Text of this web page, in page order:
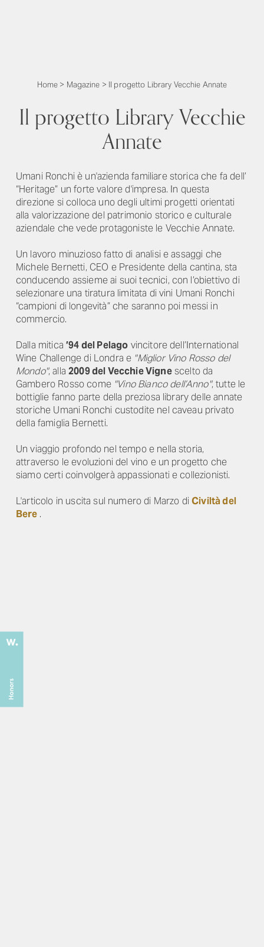
Home > Magazine > Il progetto Library Vecchie Annate
Il progetto Library Vecchie
Annate
Umani Ronchi è un'azienda familiare storica che fa dell’
“Heritage” un forte valore d'impresa. In questa
direzione si colloca uno degli ultimi progetti orientati
alla valorizzazione del patrimonio storico e culturale
aziendale che vede protagoniste le Vecchie Annate.
Un lavoro minuzioso fatto di analisi e assaggi che
Michele Bernetti, CEO e Presidente della cantina, sta
conducendo assieme ai suoi tecnici, con l’obiettivo di
selezionare una tiratura limitata di vini Umani Ronchi
“campioni di longevità” che saranno poi messi in
commercio.
Dalla mitica’94 del Pelago vincitore dell’International
Wine Challenge di Londra e "Miglior Vino Rosso del
Mondo", alla2009 del Vecchie Vignescelto da
Gambero Rosso come "Vino Bianco dell’Anno", tutte le
bottiglie fanno parte della preziosa library delle annate
storiche Umani Ronchi custodite nel caveau privato
della famiglia Bernetti.
Un viaggio profondo nel tempo e nella storia,
attraverso le evoluzioni del vino e un progetto che
siamo certi coinvolgerà appassionati e collezionisti.
L'articolo in uscita sul numero di Marzo diCiviltà del
Bere .